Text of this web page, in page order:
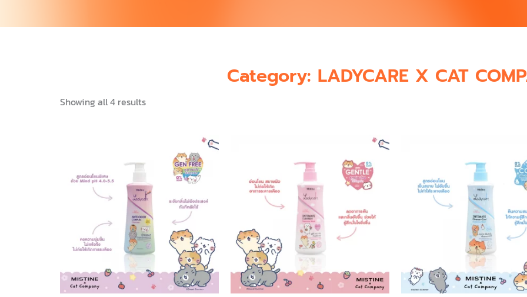
Category: LADYCARE X CAT
Showing all 4 results